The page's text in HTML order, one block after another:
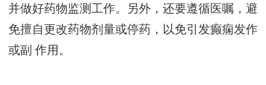
并做好药物监测工作。另外，还要遵循医嘱，避
免擅自更改药物剂量或停药，以免引发癫痫发作
或副 作用。